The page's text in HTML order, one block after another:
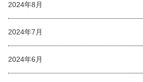
2024年8月
2024年7月
2024年6月